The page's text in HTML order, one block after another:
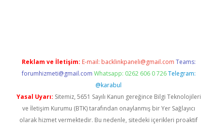
Reklam ve İletişim: E-mail: backlinkpaneli@gmail.com Teams:
forumhizmeti@gmail.com Whatsapp: 0262 606 0 726 Telegram:
@karabul
Yasal Uyarı: Sitemiz, 5651 Sayılı Kanun gereğince Bilgi Teknolojileri
ve İletişim Kurumu (BTK) tarafından onaylanmış bir Yer Sağlayıcı
olarak hizmet vermektedir. Bu nedenle, sitedeki içerikleri proaktif